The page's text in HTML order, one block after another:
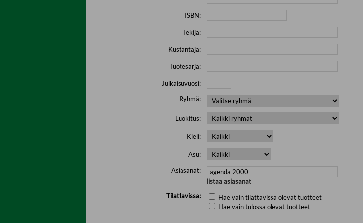
ISBN:
Tekijä:
Kustantaja:
Tuotesarja:
Julkaisuvuosi:
Ryhmä:
Luokitus:
Kieli:
Asu:
Asiasanat:
listaa asiasanat
Tilattavissa:
Hae vain tilattavissa olevat tuotteet
Hae vain tulossa olevat tuotteet